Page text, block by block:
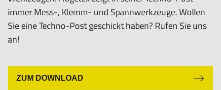
immer Mess-, Klemm- und Spannwerkzeuge. Wollen
Sie eine Techno-Post geschickt haben? Rufen Sie uns
an!
ZUM DOWNLOAD